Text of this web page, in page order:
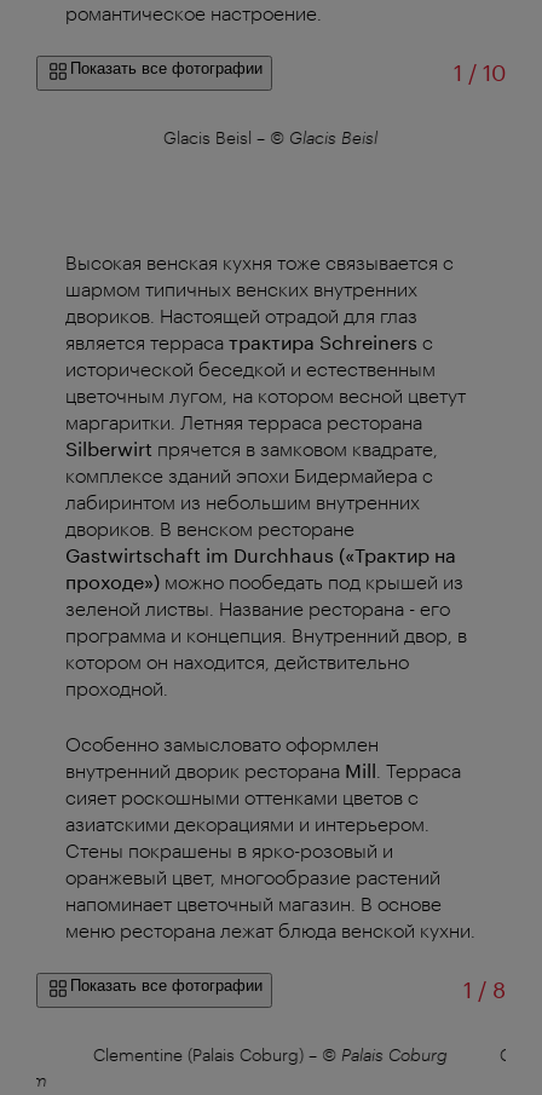
романтическое настроение.
Показать все фотографии 1 /из
10
Glacis Beisl – © Glacis Beisl
Высокая венская кухня тоже связывается с
шармом типичных венских внутренних
двориков. Настоящей отрадой для глаз
является терраса трактира Schreiners с
исторической беседкой и естественным
цветочным лугом, на котором весной цветут
маргаритки. Летняя терраса ресторана
Silberwirt прячется в замковом квадрате,
комплексе зданий эпохи Бидермайера с
лабиринтом из небольшим внутренних
двориков. В венском ресторане
Gastwirtschaft im Durchhaus («Трактир на
проходе») можно пообедать под крышей из
зеленой листвы. Название ресторана - его
программа и концепция. Внутренний двор, в
котором он находится, действительно
проходной.
Особенно замысловато оформлен
внутренний дворик ресторана Mill . Терраса
сияет роскошными оттенками цветов с
азиатскими декорациями и интерьером.
Стены покрашены в ярко-розовый и
оранжевый цвет, многообразие растений
напоминает цветочный магазин. В основе
меню ресторана лежат блюда венской кухни.
Показать все фотографии 1 /из
8
im
Clementine (Palais Coburg) – © Palais Coburg